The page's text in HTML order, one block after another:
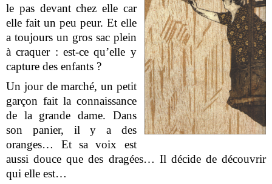
le pas devant chez elle car
elle fait un peu peur. Et elle
a toujours un gros sac plein
à craquer : est-ce qu’elle y
capture des enfants ?
Un jour de marché, un petit
garçon fait la connaissance
de la grande dame. Dans
son panier, il y a des
oranges… Et sa voix est
aussi douce que des dragées… Il décide de découvrir
qui elle est…